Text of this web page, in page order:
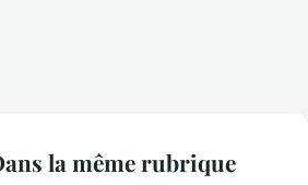
la même rubrique